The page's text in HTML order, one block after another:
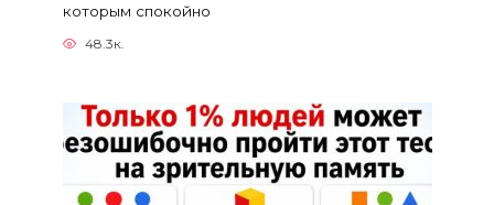
которым спокойно
48.3к.